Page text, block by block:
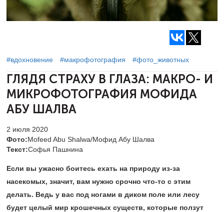
#вдохновение #макрофотография #фото_животных
ГЛЯДЯ СТРАХУ В ГЛАЗА: МАКРО- И
МИКРОФОТОГРАФИЯ МОФИДА
АБУ ШАЛВА
2 июля 2020
Фото:Mofeed Abu Shalwa/Мофид Абу Шалва
Текст:Софья Пашнина
Если вы ужасно боитесь ехать на природу из-за
насекомых, значит, вам нужно срочно что-то с этим
делать. Ведь у вас под ногами в диком поле или лесу
будет целый мир крошечных существ, которые ползут